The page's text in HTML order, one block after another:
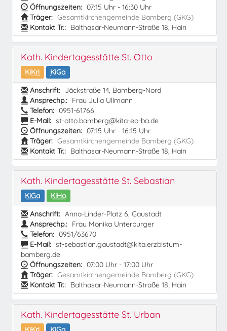
Öffnungszeiten: 07:15 Uhr - 16:30 Uhr
Träger: Gesamtkirchengemeinde Bamberg (GKG)
Kontakt Tr.: Balthasar-Neumann-Straße 18, Hain
Kath. Kindertagesstätte St. Otto
KiKri
KiGa
Anschrift: Jäckstraße 14, Bamberg-Nord
Ansprechp.: Frau Julia Ullmann
Telefon: 0951-61766
E-Mail: st-otto.bamberg@kita-eo-ba.de
Öffnungszeiten: 07:15 Uhr - 16:15 Uhr
Träger: Gesamtkirchengemeinde Bamberg (GKG)
Kontakt Tr.: Balthasar-Neumann-Straße 18, Hain
Kath. Kindertagesstätte St. Sebastian
KiGa
KiHo
Anschrift: Anna-Linder-Platz 6, Gaustadt
Ansprechp.: Frau Monika Unterburger
Telefon: 0951/63670
E-Mail: st-sebastian.gaustadt@kita.erzbistum-
bamberg.de
Öffnungszeiten: 07:00 Uhr - 17:00 Uhr
Träger: Gesamtkirchengemeinde Bamberg (GKG)
Kontakt Tr.: Balthasar-Neumann-Straße 18, Hain
Kath. Kindertagesstätte St. Urban